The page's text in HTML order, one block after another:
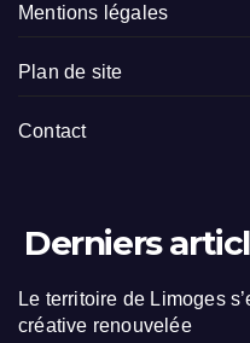
Mentions légales
Plan de site
Contact
Derniers
Le territoire de Limoges
créative renouvelée